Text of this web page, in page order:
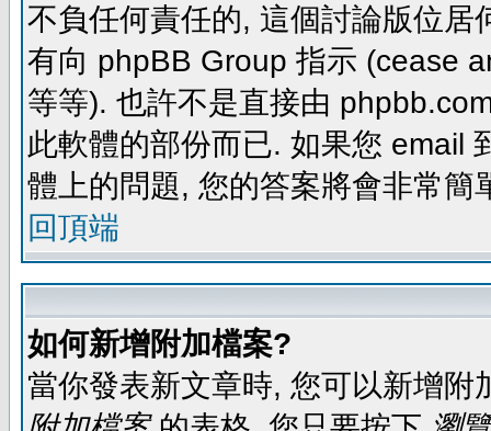
不負任何責任的, 這個討論版位
有向 phpBB Group 指示 (cease
等等). 也許不是直接由
此軟體的部份而已. 如果您 email
體上的問題, 您的答案將會非常簡
回頂端
如何新增附加檔案?
當你發表新文章時, 您可以新增